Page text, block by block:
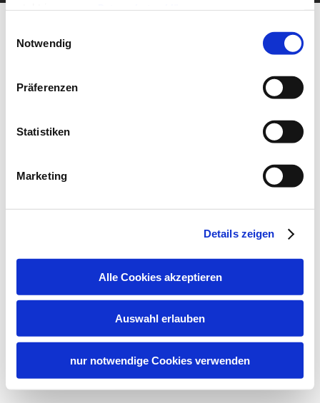
steht in unserer Datenschutzerklärung.
gelistet.
Notwendig
Präferenzen
Statistiken
Marketing
Details zeigen
Alle Cookies akzeptieren
Auswahl erlauben
nur notwendige Cookies verwenden